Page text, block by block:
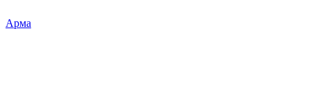
Арма